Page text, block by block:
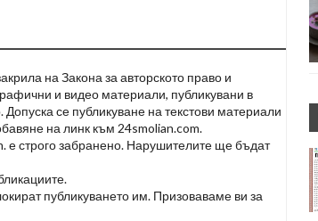
на Закона за авторското право и
и видео материали, публикувани в
се публикуване на текстови материали
на линк към 24smolian.com.
е строго забранено. Нарушителите ще бъдат
публикуването им. Призоваваме ви за